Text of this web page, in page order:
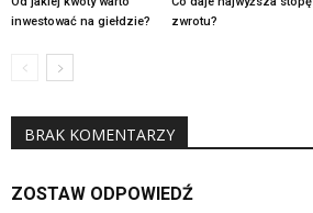
inwestować na giełdzie?
zwrotu?
BRAK KOMENTARZY
ZOSTAW ODPOWIEDŹ